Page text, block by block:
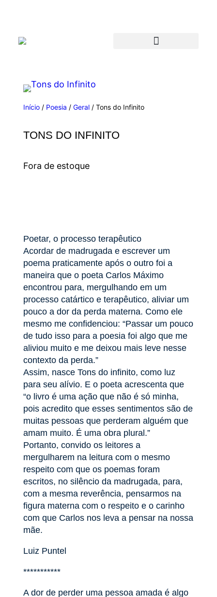
Início / Poesia /Geral / Tons do Infinito
TONS DO INFINITO
Fora de estoque
Poetar, o processo terapêutico
Acordar de madrugada e escrever um
poema praticamente após o outro foi a
maneira que o poeta Carlos Máximo
encontrou para, mergulhando em um
processo catártico e terapêutico, aliviar um
pouco a dor da perda materna. Como ele
mesmo me confidenciou: “Passar um pouco
de tudo isso para a poesia foi algo que me
aliviou muito e me deixou mais leve nesse
contexto da perda.”
Assim, nasce Tons do infinito, como luz
para seu alívio. E o poeta acrescenta que
“o livro é uma ação que não é só minha,
pois acredito que esses sentimentos são de
muitas pessoas que perderam alguém que
amam muito. É uma obra plural.”
Portanto, convido os leitores a
mergulharem na leitura com o mesmo
respeito com que os poemas foram
escritos, no silêncio da madrugada, para,
com a mesma reverência, pensarmos na
figura materna com o respeito e o carinho
com que Carlos nos leva a pensar na nossa
mãe.
Luiz Puntel
***********
A dor de perder uma pessoa amada é algo